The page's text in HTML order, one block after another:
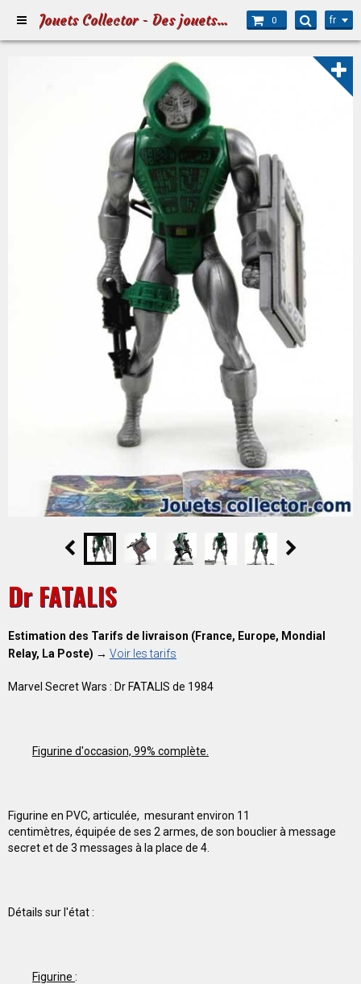
Jouets Collector - Des jouets pour Petits et Grands 0 fr
Dr FATALIS
Estimation des Tarifs de livraison (France, Europe, Mondial
Relay, La Poste) → Voir les tarifs
Marvel Secret Wars : Dr FATALIS de 1984
Figurine d'occasion, 99% complète.
Figurine en PVC, articulée, mesurant environ 11
centimètres, équipée de ses 2 armes, de son bouclier à message
secret et de 3 messages à la place de 4.
Détails sur l'état :
Figurine :